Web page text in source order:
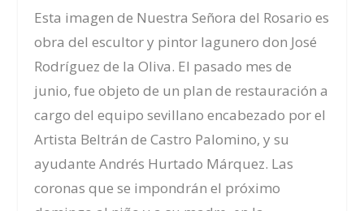
Esta imagen de Nuestra Señora del Rosario es
obra del escultor y pintor lagunero don José
Rodríguez de la Oliva. El pasado mes de
junio, fue objeto de un plan de restauración a
cargo del equipo sevillano encabezado por el
Artista Beltrán de Castro Palomino, y su
ayudante Andrés Hurtado Márquez. Las
coronas que se impondrán el próximo